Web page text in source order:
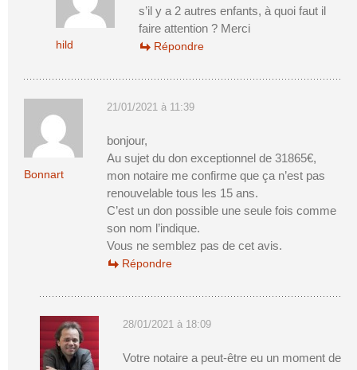
hild
s’il y a 2 autres enfants, à quoi faut il
faire attention ? Merci
Répondre
Bonnart
21/01/2021 à 11:39
bonjour,
Au sujet du don exceptionnel de 31865€,
mon notaire me confirme que ça n’est pas
renouvelable tous les 15 ans.
C’est un don possible une seule fois comme
son nom l’indique.
Vous ne semblez pas de cet avis.
Répondre
28/01/2021 à 18:09
Votre notaire a peut-être eu un moment de